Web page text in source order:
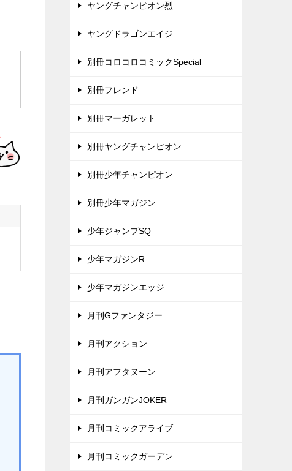
ヤングチャンピオン烈
ヤングドラゴンエイジ
別冊コロコロコミックSpecial
別冊フレンド
別冊マーガレット
別冊ヤングチャンピオン
別冊少年チャンピオン
別冊少年マガジン
少年ジャンプSQ
少年マガジンR
少年マガジンエッジ
月刊Gファンタジー
月刊アクション
月刊アフタヌーン
月刊ガンガンJOKER
月刊コミックアライブ
月刊コミックガーデン